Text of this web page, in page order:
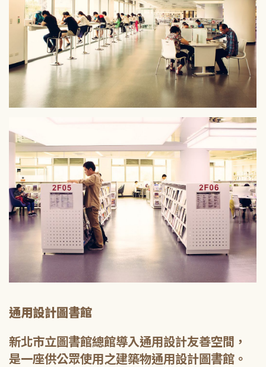
通用設計圖書館
新北市立圖書館總館導入通用設計友善空間，
是一座供公眾使用之建築物通用設計圖書館。